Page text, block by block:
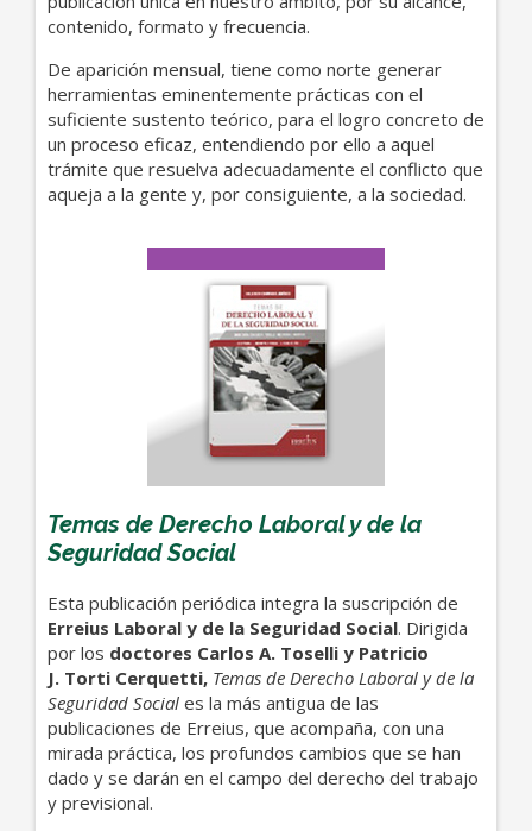
contenido, formato y frecuencia.
De aparición mensual, tiene como norte generar
herramientas eminentemente prácticas con el
suficiente sustento teórico, para el logro concreto de
un proceso eficaz, entendiendo por ello a aquel
trámite que resuelva adecuadamente el conflicto que
aqueja a la gente y, por consiguiente, a la sociedad.
Temas de Derecho Laboral y de la
Seguridad Social
Esta publicación periódica integra la suscripción de
Erreius Laboral y de la Seguridad Social. Dirigida
por los doctores Carlos A. Toselli y Patricio
J. Torti Cerquetti, Temas de Derecho Laboral y de la
Seguridad Social es la más antigua de las
publicaciones de Erreius, que acompaña, con una
mirada práctica, los profundos cambios que se han
dado y se darán en el campo del derecho del trabajo
y previsional.